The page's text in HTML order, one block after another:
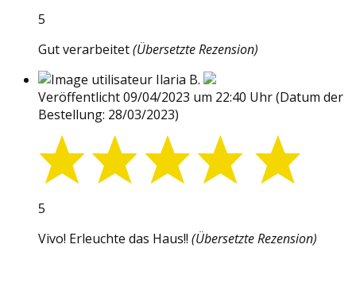
5
Gut verarbeitet(Übersetzte Rezension)
Ilaria B.
Veröffentlicht 09/04/2023 um 22:40 Uhr(Datum der
Bestellung: 28/03/2023)
5
Vivo! Erleuchte das Haus!! (Übersetzte Rezension)